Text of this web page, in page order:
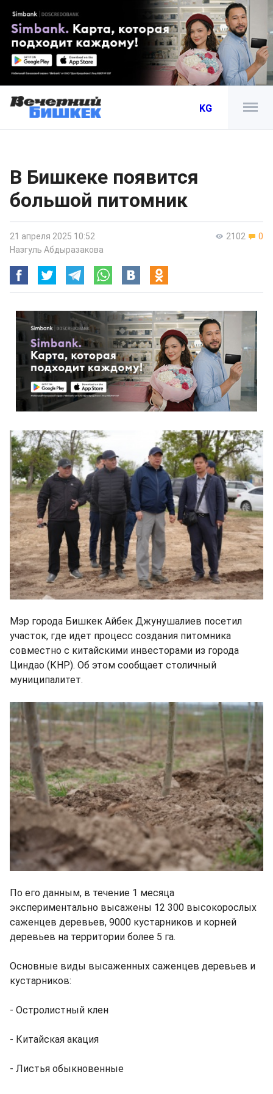
KG
В Бишкеке появится
большой питомник
2102 0
21 апреля 2025 10:52
Назгуль Абдыразакова
Мэр города Бишкек Айбек Джунушалиев посетил
участок, где идет процесс создания питомника
совместно с китайскими инвесторами из города
Циндао (КНР). Об этом сообщает столичный
муниципалитет.
По его данным, в течение 1 месяца
экспериментально высажены 12 300 высокорослых
саженцев деревьев, 9000 кустарников и корней
деревьев на территории более 5 га.
Основные виды высаженных саженцев деревьев и
кустарников:
- Остролистный клен
- Китайская акация
- Листья обыкновенные